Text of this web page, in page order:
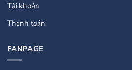
Tài khoản
Thanh toán
FANPAGE